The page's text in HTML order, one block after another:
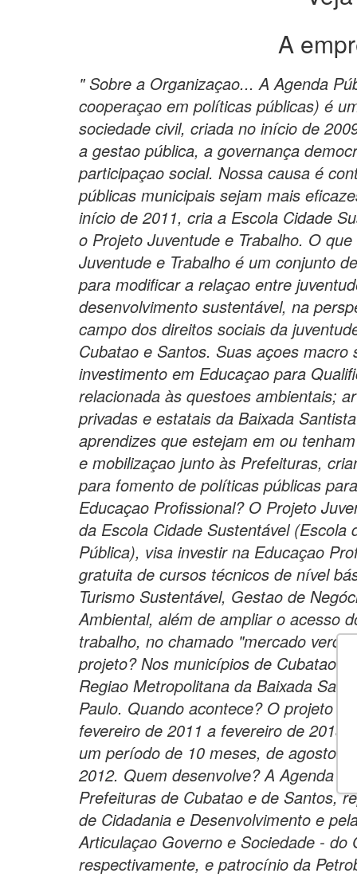
A
" Sobre a Organizaçao... A Agenda
cooperaçao em políticas públicas) é
sociedade civil, criada no início de
a gestao pública, a governança
participaçao social. Nossa causa é
públicas municipais sejam mais
início de 2011, cria a Escola Cidade
o Projeto Juventude e Trabalho. O
Juventude e Trabalho é um conjunto
para modificar a relaçao entre
desenvolvimento sustentável, na
campo dos direitos sociais da
Cubatao e Santos. Suas açoes macro
investimento em Educaçao para
relacionada às questoes ambientais;
privadas e estatais da Baixada
aprendizes que estejam em ou
e mobilizaçao junto às Prefeituras,
para fomento de políticas públicas
Educaçao Profissional? O Projeto
da Escola Cidade Sustentável (Escola
Pública), visa investir na Educaçao
gratuita de cursos técnicos de nível
Turismo Sustentável, Gestao de
Ambiental, além de ampliar o acesso
trabalho, no chamado "mercado
projeto? Nos municípios de Cubatao
Regiao Metropolitana da Baixada
Paulo. Quando acontece? O projeto
fevereiro de 2011 a fevereiro de
um período de 10 meses, de agosto
2012. Quem desenvolve? A Agenda
Prefeituras de Cubatao e de Santos,
de Cidadania e Desenvolvimento e
Articulaçao Governo e Sociedade - do
respectivamente, e patrocínio da